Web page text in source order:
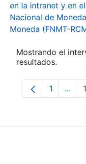
en la intranet y en
Nacional de
Moneda (FNMT-
Mostrando el
resultados.
Página
1 ...